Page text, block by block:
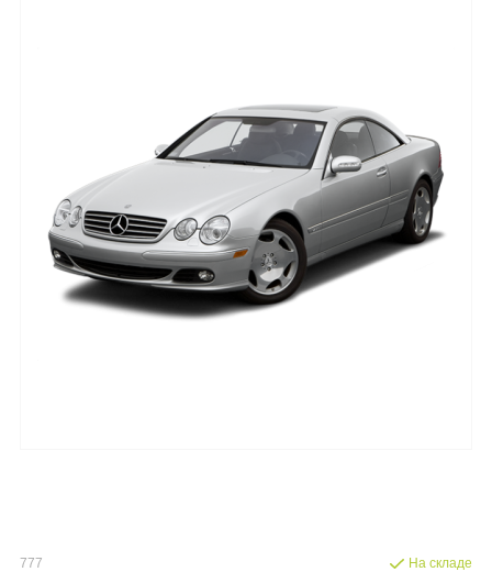
777 На складе